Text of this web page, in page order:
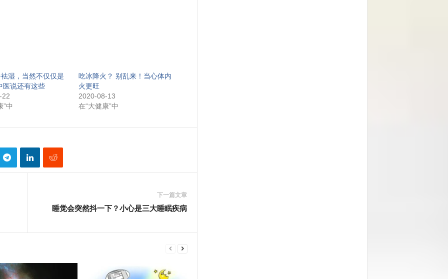
湿，当然不仅仅是
医说还有这些
22
”中
吃冰降火？ 别乱来！当心体内
火更旺
2020-08-13
在“大健康”中
下一篇文章
睡觉会突然抖一下？小心是三大睡眠疾病